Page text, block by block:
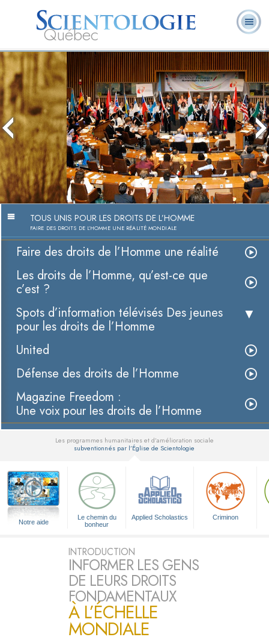
Québec
À
notre
sujet
L. Ron Hubbard
Qu’est-ce que la
Scientologie ?
volontaires
questions
Faire des droits de l’Homme une
réalité
Regarder la vidéo
TOUS UNIS POUR LES DROITS DE L’HOMME
FAIRE DES DROITS DE L’HOMME UNE RÉALITÉ MONDIALE
Faire des droits de l’Homme une réalité
Les droits de l’Homme, qu’est-ce que
c’est ?
Spots d’information télévisés Des jeunes
pour les droits de l’Homme
United
Défense des droits de l’Homme
Magazine Freedom :
Une voix pour les droits de l’Homme
Les programmes humanitaires et d’amélioration sociale
subventionnés par l’Église de Scientologie
Notre aide
Le chemin du
bonheur
Applied Scholastics Criminon
INTRODUCTION
INFORMER LES GENS
DE LEURS DROITS
FONDAMENTAUX
À L’ÉCHELLE
MONDIALE